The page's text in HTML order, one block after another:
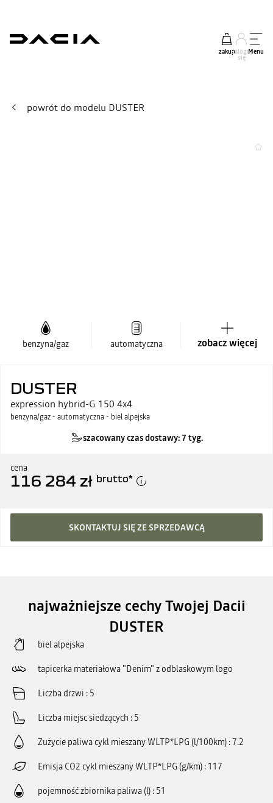
zakupZaloguj
się
Menu
powrót do modelu DUSTER
benzyna/gaz automatyczna zobacz więcej
DUSTER
expression hybrid-G 150 4x4
benzyna/gaz - automatyczna - biel alpejska
szacowany czas dostawy: 7 tyg.
cena
116 284 zł brutto*
SKONTAKTUJ SIĘ ZE SPRZEDAWCĄ
najważniejsze cechy Twojej Dacii
DUSTER
biel alpejska
tapicerka materiałowa "Denim" z odblaskowym logo
Liczba drzwi 5
Liczba miejsc siedzących 5
Zużycie paliwa cykl mieszany WLTP*LPG (l/100km) 7.2
Emisja CO2 cykl mieszany WLTP*LPG (g/km) 117
pojemność zbiornika paliwa (l) 51